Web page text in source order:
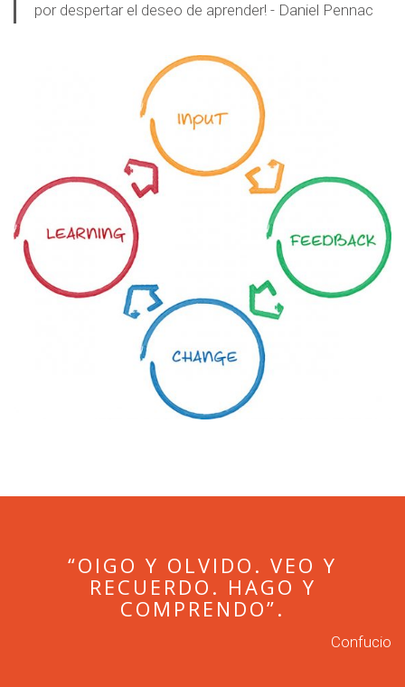
por despertar el deseo de aprender! - Daniel Pennac
“OIGO Y OLVIDO. VEO Y
RECUERDO. HAGO Y
COMPRENDO”.
Confucio